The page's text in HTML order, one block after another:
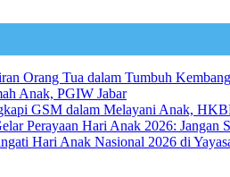
Orang Tua dalam Tumbuh
Anak, PGIW Jabar
GSM dalam Melayani Anak,
Perayaan Hari Anak 2026: Jangan
Hari Anak Nasional 2026 di